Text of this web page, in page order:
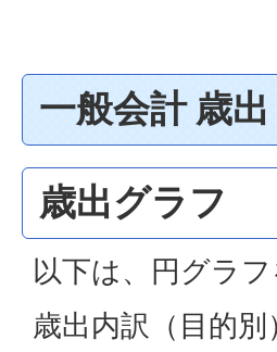
一般会計 歳出
歳出グラフ
以下は、円グラ
歳出内訳（目的